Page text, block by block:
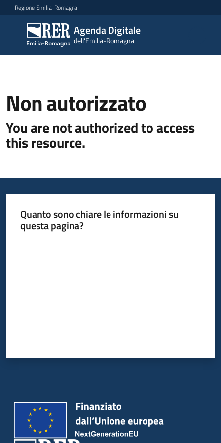
Vai al contenuto
Vai alla navigazione
Vai al footer
Regione Emilia-Romagna
Agenda Digitale
dell'Emilia-Romagna
Agenda
Digitale
dell'Emilia-
Novità
Strategia
Dati
del
territorio
Non autorizzato
You are not authorized to access
this resource.
Quanto sono chiare le informazioni su
questa pagina?